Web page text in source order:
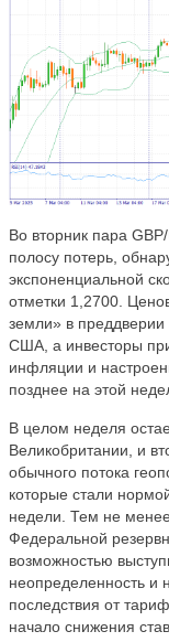
Во вторник пара
полосу потерь,
экспоненциальной
отметки 1,2700.
земли» в
США, а инвесторы
инфляции и
позднее на этой
В целом неделя
Великобритании, и
обычного потока
которые стали
недели. Тем не
Федеральной
возможностью
неопределенность
последствия от
начало снижения